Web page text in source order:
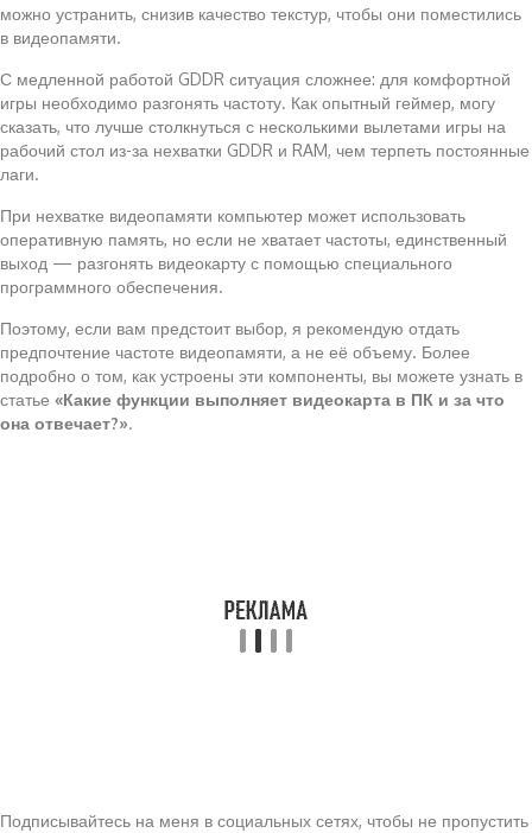
можно устранить, снизив качество текстур, чтобы они поместились
в видеопамяти.
С медленной работой GDDR ситуация сложнее: для комфортной
игры необходимо разгонять частоту. Как опытный геймер, могу
сказать, что лучше столкнуться с несколькими вылетами игры на
рабочий стол из-за нехватки GDDR и RAM, чем терпеть постоянные
лаги.
При нехватке видеопамяти компьютер может использовать
оперативную память, но если не хватает частоты, единственный
выход — разгонять видеокарту с помощью специального
программного обеспечения.
Поэтому, если вам предстоит выбор, я рекомендую отдать
предпочтение частоте видеопамяти, а не её объему. Более
подробно о том, как устроены эти компоненты, вы можете узнать в
статье «Какие функции выполняет видеокарта в ПК и за что
она отвечает?».
Подписывайтесь на меня в социальных сетях, чтобы не пропустить